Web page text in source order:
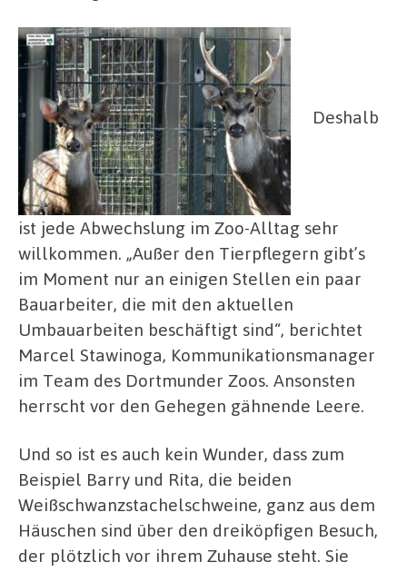
Deshalb
ist jede Abwechslung im Zoo-Alltag sehr
willkommen. „Außer den Tierpflegern gibt’s
im Moment nur an einigen Stellen ein paar
Bauarbeiter, die mit den aktuellen
Umbauarbeiten beschäftigt sind“, berichtet
Marcel Stawinoga, Kommunikationsmanager
im Team des Dortmunder Zoos. Ansonsten
herrscht vor den Gehegen gähnende Leere.
Und so ist es auch kein Wunder, dass zum
Beispiel Barry und Rita, die beiden
Weißschwanzstachelschweine, ganz aus dem
Häuschen sind über den dreiköpfigen Besuch,
der plötzlich vor ihrem Zuhause steht. Sie